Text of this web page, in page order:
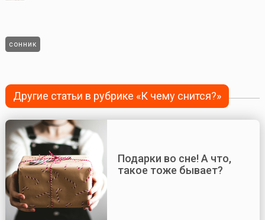
сонник
Другие статьи в рубрике «К чему снится?»
Подарки во сне! А что,
такое тоже бывает?